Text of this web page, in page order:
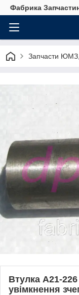
Фабрика
Запчасти
Втулка А21-
увімкнення